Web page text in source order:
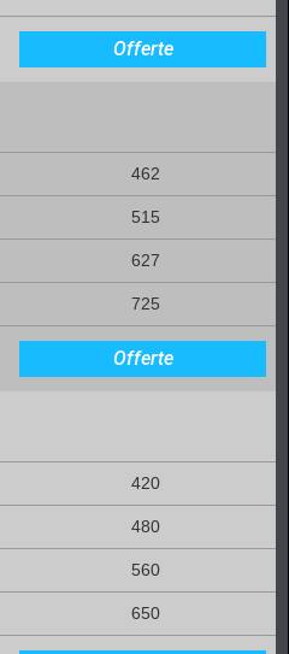
Offerte
462
515
627
725
Offerte
420
480
560
650